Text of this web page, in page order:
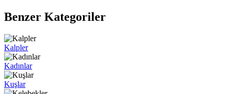
Benzer Kategoriler
Kalpler
Kadınlar
Kuşlar